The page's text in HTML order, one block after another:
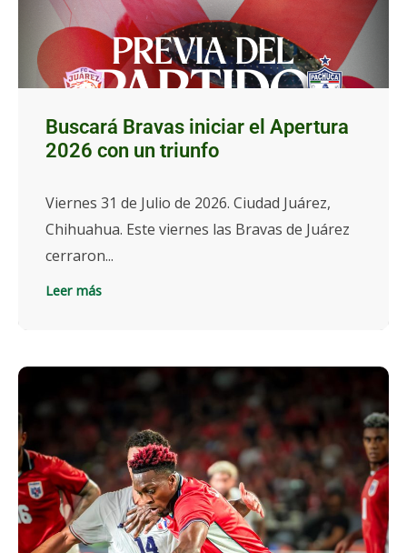
Buscará Bravas iniciar el Apertura
2026 con un triunfo
Viernes 31 de Julio de 2026. Ciudad Juárez,
Chihuahua. Este viernes las Bravas de Juárez
cerraron...
Leer más